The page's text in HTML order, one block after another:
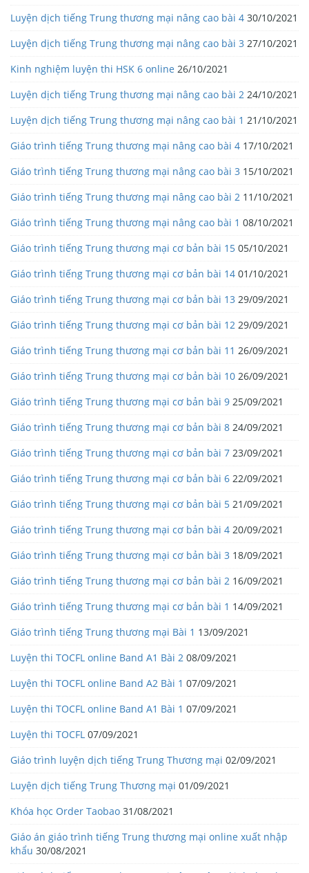
Luyện dịch tiếng Trung thương mại nâng cao bài 4 30/10/2021
Luyện dịch tiếng Trung thương mại nâng cao bài 3 27/10/2021
Kinh nghiệm luyện thi HSK 6 online 26/10/2021
Luyện dịch tiếng Trung thương mại nâng cao bài 2 24/10/2021
Luyện dịch tiếng Trung thương mại nâng cao bài 1 21/10/2021
Giáo trình tiếng Trung thương mại nâng cao bài 4 17/10/2021
Giáo trình tiếng Trung thương mại nâng cao bài 3 15/10/2021
Giáo trình tiếng Trung thương mại nâng cao bài 2 11/10/2021
Giáo trình tiếng Trung thương mại nâng cao bài 1 08/10/2021
Giáo trình tiếng Trung thương mại cơ bản bài 15 05/10/2021
Giáo trình tiếng Trung thương mại cơ bản bài 14 01/10/2021
Giáo trình tiếng Trung thương mại cơ bản bài 13 29/09/2021
Giáo trình tiếng Trung thương mại cơ bản bài 12 29/09/2021
Giáo trình tiếng Trung thương mại cơ bản bài 11 26/09/2021
Giáo trình tiếng Trung thương mại cơ bản bài 10 26/09/2021
Giáo trình tiếng Trung thương mại cơ bản bài 9 25/09/2021
Giáo trình tiếng Trung thương mại cơ bản bài 8 24/09/2021
Giáo trình tiếng Trung thương mại cơ bản bài 7 23/09/2021
Giáo trình tiếng Trung thương mại cơ bản bài 6 22/09/2021
Giáo trình tiếng Trung thương mại cơ bản bài 5 21/09/2021
Giáo trình tiếng Trung thương mại cơ bản bài 4 20/09/2021
Giáo trình tiếng Trung thương mại cơ bản bài 3 18/09/2021
Giáo trình tiếng Trung thương mại cơ bản bài 2 16/09/2021
Giáo trình tiếng Trung thương mại cơ bản bài 1 14/09/2021
Giáo trình tiếng Trung thương mại Bài 1 13/09/2021
Luyện thi TOCFL online Band A1 Bài 2 08/09/2021
Luyện thi TOCFL online Band A2 Bài 1 07/09/2021
Luyện thi TOCFL online Band A1 Bài 1 07/09/2021
Luyện thi TOCFL 07/09/2021
Giáo trình luyện dịch tiếng Trung Thương mại 02/09/2021
Luyện dịch tiếng Trung Thương mại 01/09/2021
Khóa học Order Taobao 31/08/2021
Giáo án giáo trình tiếng Trung thương mại online xuất nhập
khẩu 30/08/2021